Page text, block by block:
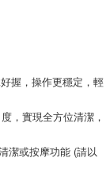
握，操作更穩定，輕
，實現全方位清潔，
潔或按摩功能 (請以